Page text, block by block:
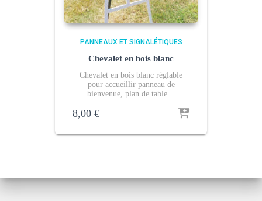
PANNEAUX ET SIGNALÉTIQUES
Chevalet en bois blanc
Chevalet en bois blanc réglable
pour accueillir panneau de
bienvenue, plan de table…
8,00 €